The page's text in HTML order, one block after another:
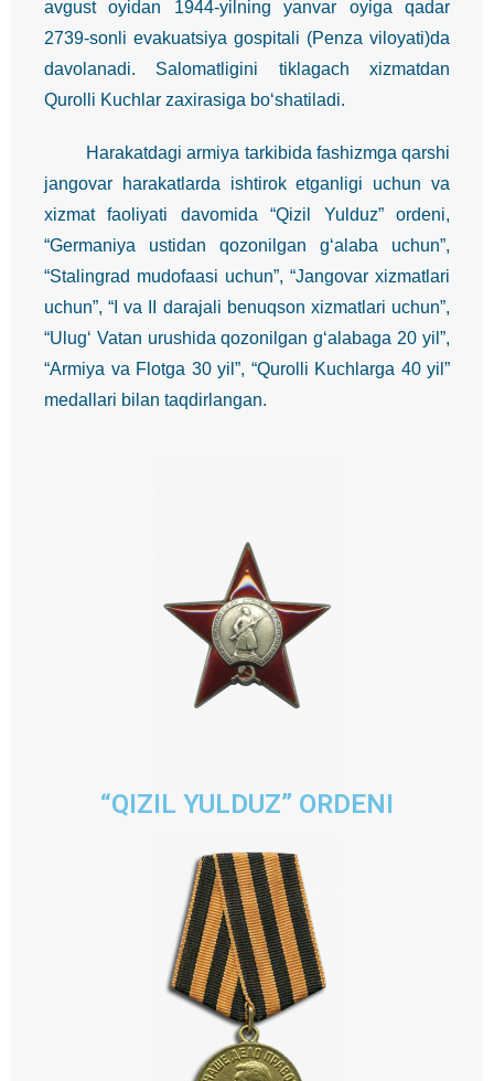
avgust oyidan 1944-yilning yanvar oyiga qadar
2739-sonli evakuatsiya gospitali (Penza viloyati)da
davolanadi. Salomatligini tiklagach xizmatdan
Qurolli Kuchlar zaxirasiga bo‘shatiladi.
Harakatdagi armiya tarkibida fashizmga qarshi
jangovar harakatlarda ishtirok etganligi uchun va
xizmat faoliyati davomida “Qizil Yulduz” ordeni,
“Germaniya ustidan qozonilgan g‘alaba uchun”,
“Stalingrad mudofaasi uchun”, “Jangovar xizmatlari
uchun”, “I va II darajali benuqson xizmatlari uchun”,
“Ulug‘ Vatan urushida qozonilgan g‘alabaga 20 yil”,
“Armiya va Flotga 30 yil”, “Qurolli Kuchlarga 40 yil”
medallari bilan taqdirlangan.
“QIZIL YULDUZ” ORDENI